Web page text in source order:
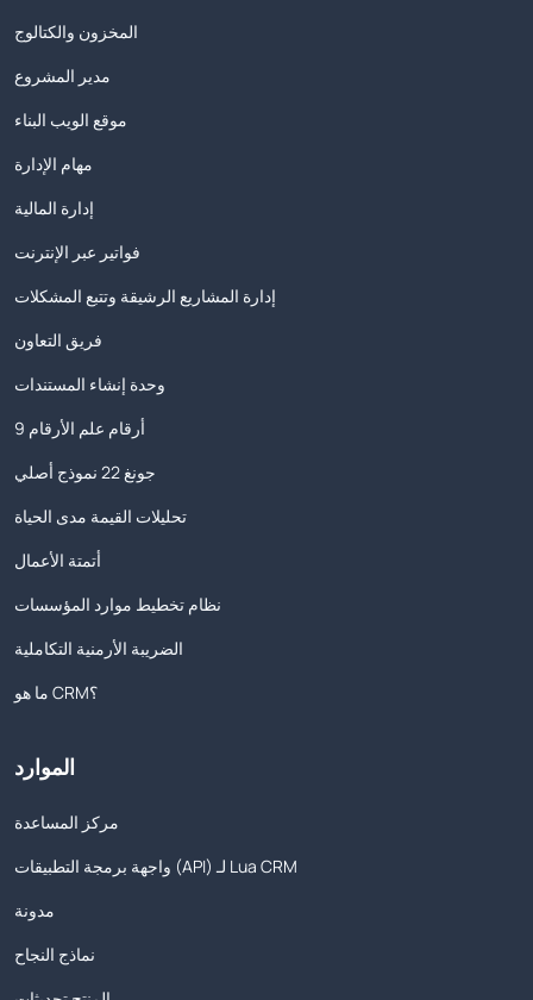
المخزون والكتالوج
مدير المشروع
موقع الويب البناء
مهام الإدارة
إدارة المالية
فواتير عبر الإنترنت
إدارة المشاريع الرشيقة وتتبع المشكلات
فريق التعاون
وحدة إنشاء المستندات
9 أرقام علم الأرقام
جونغ 22 نموذج أصلي
تحليلات القيمة مدى الحياة
أتمتة الأعمال
نظام تخطيط موارد المؤسسات
الضريبة الأرمنية التكاملية
ما هو CRM؟
الموارد
مركز المساعدة
واجهة برمجة التطبيقات (API) لـ Lua CRM
مدونة
نماذج النجاح